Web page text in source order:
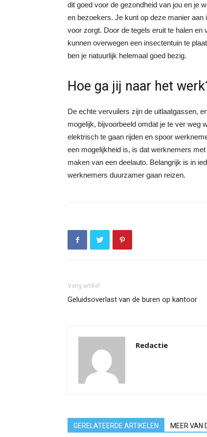
dit goed voor de gezondheid van jou en je
en bezoekers. Je kunt op deze manier aan
voor zorgt. Door de tegels eruit te halen
kunnen overwegen een insectentuin te
ben je natuurlijk helemaal goed bezig.
Hoe ga jij naar het
De echte vervuilers zijn de uitlaatgassen,
mogelijk, bijvoorbeeld omdat je te ver weg
elektrisch te gaan rijden en spoor
een mogelijkheid is, is dat werknemers
maken van een deelauto. Belangrijk is in
werknemers duurzamer gaan reizen.
Vorig artikel
Geluidsoverlast van de buren op kantoor
Redactie
GERELATEERDE ARTIKELEN MEER VAN